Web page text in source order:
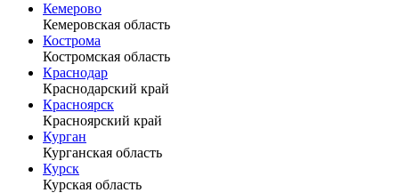
Кемерово
Кемеровская область
Кострома
Костромская область
Краснодар
Краснодарский край
Красноярск
Красноярский край
Курган
Курганская область
Курск
Курская область